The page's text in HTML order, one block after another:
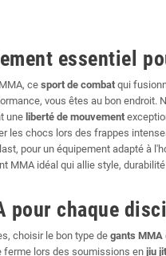
essentiel
ce sport de combatqui
vous êtes au bon endroit.
une liberté de mouvement
les chocs lors des frappes
pour un équipement adapté à
MMA idéal qui allie style,
pour chaque
choisir le bon type de gants MMA
ferme lors des soumissions enjiu